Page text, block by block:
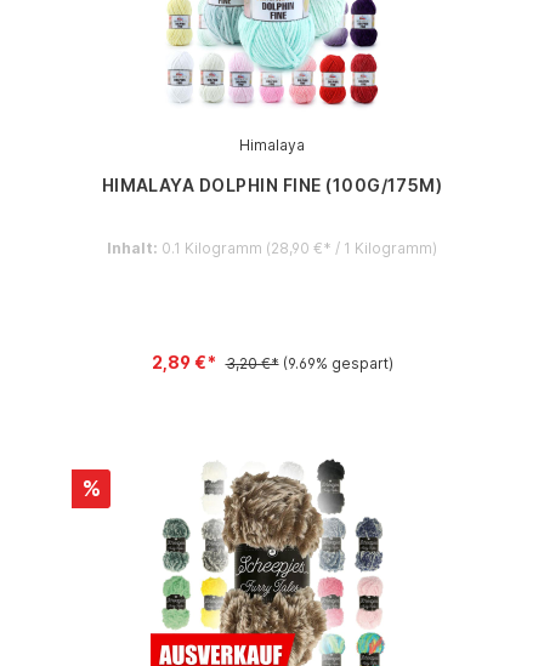
Himalaya
HIMALAYA DOLPHIN FINE (100G/175M)
Inhalt: 0.1 Kilogramm (28,90 €* / 1 Kilogramm)
2,89 €* 3,20 €* (9.69% gespart)
%